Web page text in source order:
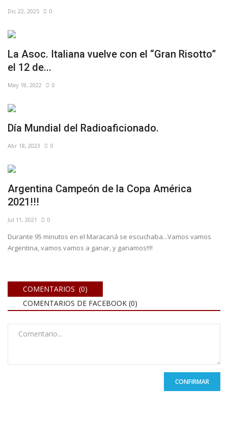
Dic 22, 2025 0
La Asoc. Italiana vuelve con el “Gran Risotto”
el 12 de...
May 18, 2022 0
Día Mundial del Radioaficionado.
Abr 18, 2023 0
Argentina Campeón de la Copa América
2021!!!
Jul 11, 2021 0
Durante 95 minutos en el Maracaná se escuchaba...Vamos vamos
Argentina, vamos vamos a ganar, y ganamos!!!!
COMENTARIOS (0)
COMENTARIOS DE FACEBOOK (0)
CONFIRMAR